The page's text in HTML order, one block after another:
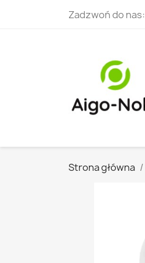
Zadzwoń do nas:
Strona główna